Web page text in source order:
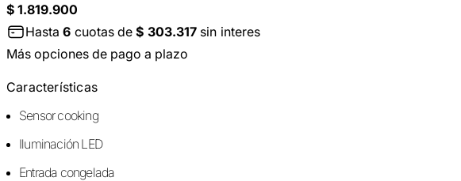
$ 1.819.900
Hasta6 cuotas de$ 303.317 sin interes
Más opciones de pago a plazo
Características
Sensor cooking
Iluminación LED
Entrada congelada